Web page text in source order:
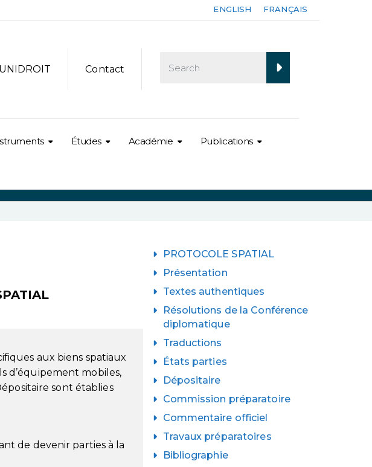
ENGLISH FRANÇAIS
Contact
Études Académie Publications
aux biens spatiaux
d’équipement mobiles,
sont établies
de devenir parties à la
PROTOCOLE SPATIAL
Présentation
Textes authentiques
Résolutions de la Conférence
diplomatique
Traductions
États parties
Dépositaire
Commission préparatoire
Commentaire officiel
Travaux préparatoires
Bibliographie